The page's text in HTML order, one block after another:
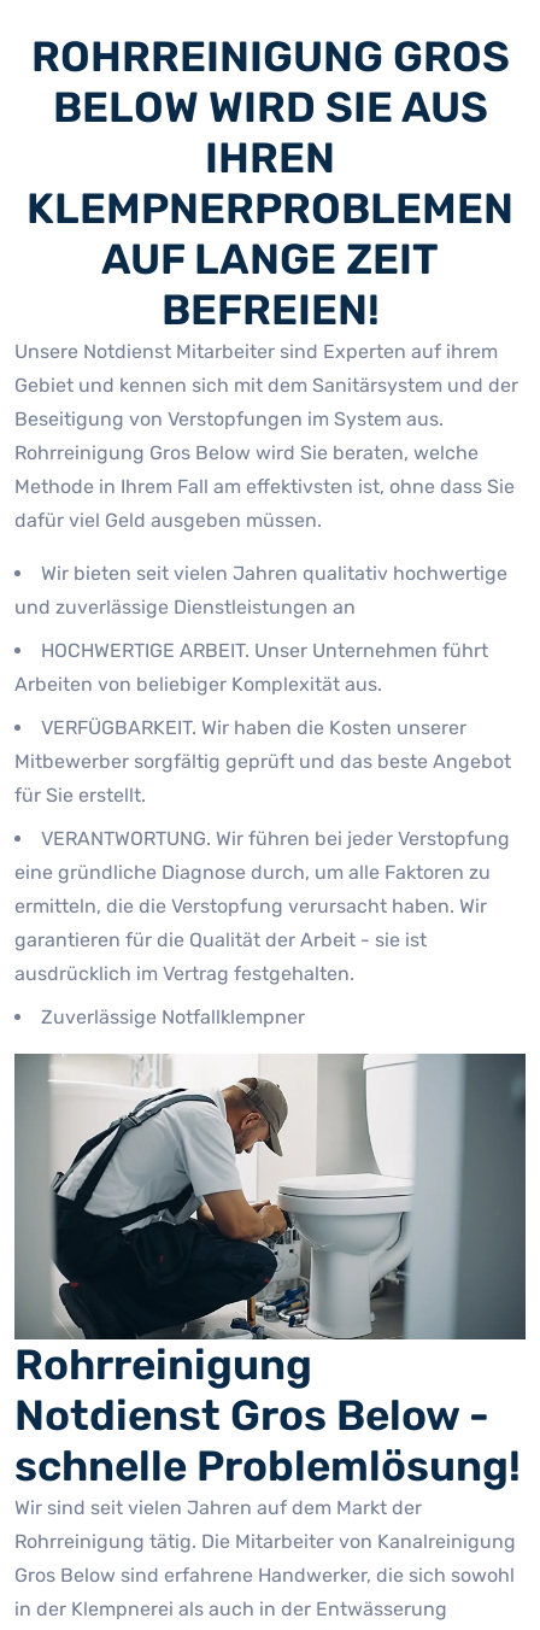
ROHRREINIGUNG GROS
BELOW WIRD SIE AUS
IHREN
KLEMPNERPROBLEMEN
AUF LANGE ZEIT
BEFREIEN!
Unsere Notdienst Mitarbeiter sind Experten auf ihrem
Gebiet und kennen sich mit dem Sanitärsystem und der
Beseitigung von Verstopfungen im System aus.
Rohrreinigung Gros Below wird Sie beraten, welche
Methode in Ihrem Fall am effektivsten ist, ohne dass Sie
dafür viel Geld ausgeben müssen.
Wir bieten seit vielen Jahren qualitativ hochwertige
und zuverlässige Dienstleistungen an
HOCHWERTIGE ARBEIT. Unser Unternehmen führt
Arbeiten von beliebiger Komplexität aus.
VERFÜGBARKEIT. Wir haben die Kosten unserer
Mitbewerber sorgfältig geprüft und das beste Angebot
für Sie erstellt.
VERANTWORTUNG. Wir führen bei jeder Verstopfung
eine gründliche Diagnose durch, um alle Faktoren zu
ermitteln, die die Verstopfung verursacht haben. Wir
garantieren für die Qualität der Arbeit - sie ist
ausdrücklich im Vertrag festgehalten.
Zuverlässige Notfallklempner
Rohrreinigung
Notdienst Gros Below -
schnelle Problemlösung!
Wir sind seit vielen Jahren auf dem Markt der
Rohrreinigung tätig. Die Mitarbeiter von Kanalreinigung
Gros Below sind erfahrene Handwerker, die sich sowohl
in der Klempnerei als auch in der Entwässerung